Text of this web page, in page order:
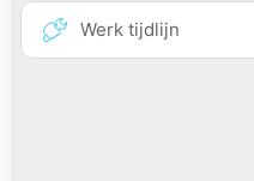
Werk tijdlijn